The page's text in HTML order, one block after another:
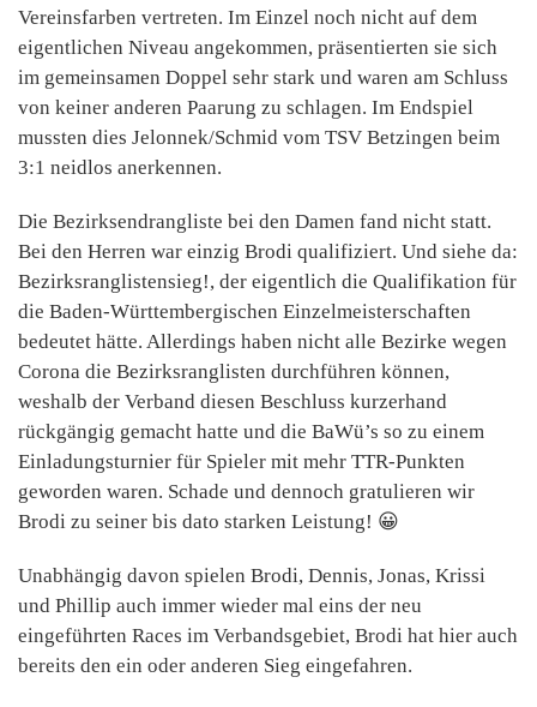
Vereinsfarben vertreten. Im Einzel noch nicht auf dem
eigentlichen Niveau angekommen, präsentierten sie sich
im gemeinsamen Doppel sehr stark und waren am Schluss
von keiner anderen Paarung zu schlagen. Im Endspiel
mussten dies Jelonnek/Schmid vom TSV Betzingen beim
3:1 neidlos anerkennen.
Die Bezirksendrangliste bei den Damen fand nicht statt.
Bei den Herren war einzig Brodi qualifiziert. Und siehe da:
Bezirksranglistensieg!, der eigentlich die Qualifikation für
die Baden-Württembergischen Einzelmeisterschaften
bedeutet hätte. Allerdings haben nicht alle Bezirke wegen
Corona die Bezirksranglisten durchführen können,
weshalb der Verband diesen Beschluss kurzerhand
rückgängig gemacht hatte und die BaWü’s so zu einem
Einladungsturnier für Spieler mit mehr TTR-Punkten
geworden waren. Schade und dennoch gratulieren wir
Brodi zu seiner bis dato starken Leistung! 😀
Unabhängig davon spielen Brodi, Dennis, Jonas, Krissi
und Phillip auch immer wieder mal eins der neu
eingeführten Races im Verbandsgebiet, Brodi hat hier auch
bereits den ein oder anderen Sieg eingefahren.